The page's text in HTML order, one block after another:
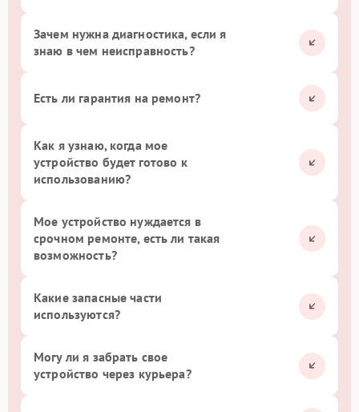
Зачем нужна диагностика, если я
знаю в чем неисправность?
Есть ли гарантия на ремонт?
Как я узнаю, когда мое
устройство будет готово к
использованию?
Мое устройство нуждается в
срочном ремонте, есть ли такая
возможность?
Какие запасные части
используются?
Могу ли я забрать свое
устройство через курьера?